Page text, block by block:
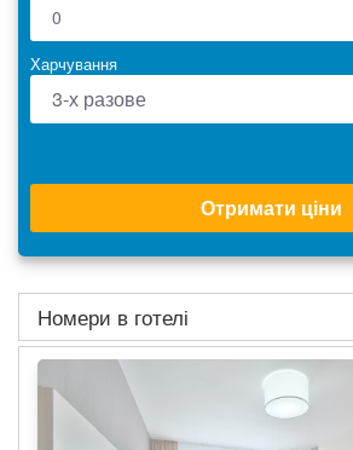
0
Харчування
3-х разове
Отримати ціни
Номери в готелі